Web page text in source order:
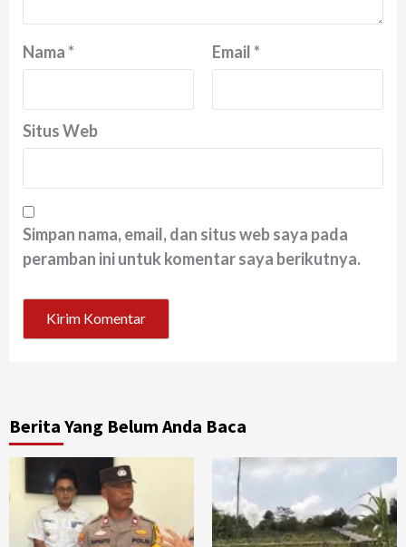
Nama* Email*
Situs Web
Simpan nama, email, dan situs web saya pada
peramban ini untuk komentar saya berikutnya.
Berita Yang Belum Anda Baca